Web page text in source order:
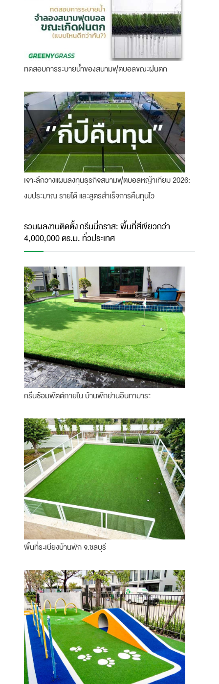
ทดสอบการระบายน้ำของสนามฟุตบอลขณะฝนตก
เจาะลึกวางแผนลงทุนธุรกิจสนามฟุตบอลหญ้าเทียม 2026:
งบประมาณ รายได้ และสูตรสำเร็จการคืนทุนไว
รวมผลงานติดตั้ง กรีนนี่กราส: พื้นที่สีเขียวกว่า
4,000,000 ตร.ม. ทั่วประเทศ
กรีนซ้อมพัตต์ภายใน บ้านพักย่านอินทามาระ
พื้นที่ระเบียงบ้านพัก จ.ชลบุรี